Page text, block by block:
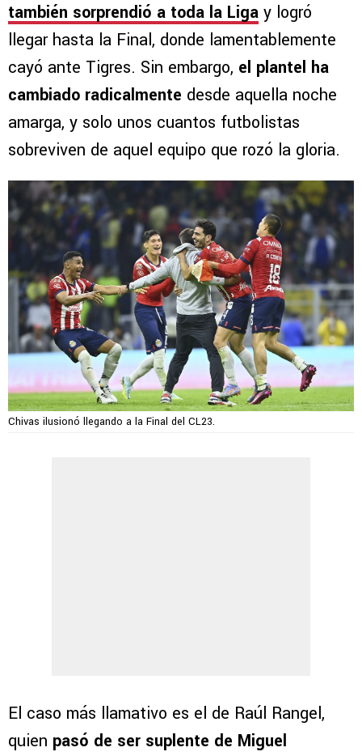
también sorprendió a toda la Liga y logró
llegar hasta la Final, donde lamentablemente
cayó ante Tigres. Sin embargo, el plantel ha
cambiado radicalmente desde aquella noche
amarga, y solo unos cuantos futbolistas
sobreviven de aquel equipo que rozó la gloria.
Chivas ilusionó llegando a la Final del CL23.
El caso más llamativo es el de Raúl Rangel,
quien pasó de ser suplente de Miguel